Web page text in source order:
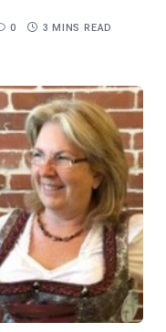
0 3 MINS READ